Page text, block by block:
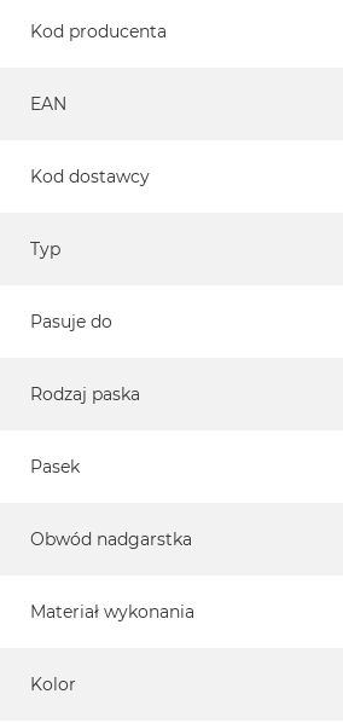
Kod producenta
EAN
Kod dostawcy
Typ
Pasuje do
Rodzaj paska
Pasek
Obwód nadgarstka
Materiał wykonania
Kolor